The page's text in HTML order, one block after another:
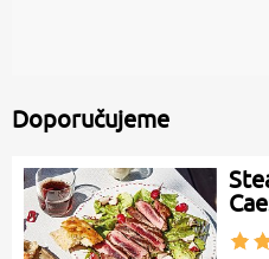
Doporučujeme